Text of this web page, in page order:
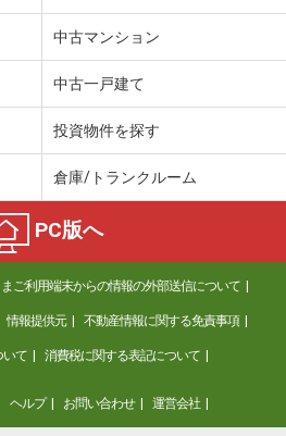
中古マンション
中古一戸建て
投資物件を探す
倉庫/トランクルーム
PC版へ
ご利用端末からの情報の外部送信について
情報提供元 不動産情報に関する免責事項
いて 消費税に関する表記について
ヘルプ お問い合わせ 運営会社